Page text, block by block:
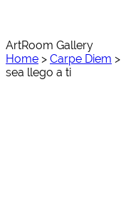
ArtRoom Gallery
Home > Carpe Diem >
sea llego a ti